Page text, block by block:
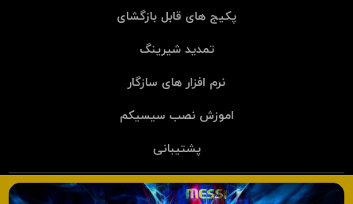
پکیج های قابل بازگشای
تمدید شیرینگ
نرم افزار های سازگار
اموزش نصب سیسیکم
پشتیبانی